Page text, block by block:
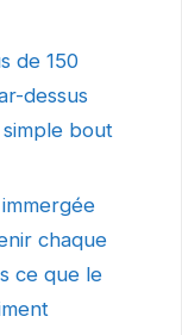
de 150
dessus
bout
immergée
chaque
ce que le